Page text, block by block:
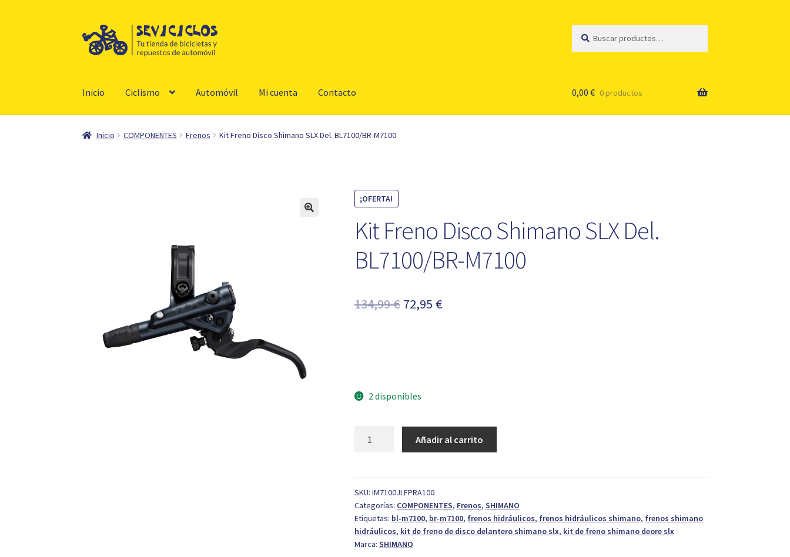
Ir
a
Ir
al
por:
Inicio Ciclismo Automóvil Mi cuenta Contacto 0,00 € 0 productos
Inicio COMPONENTES Frenos Kit Freno Disco Shimano SLX Del. BL7100/BR-M7100
¡OFERTA!
Kit Freno Disco Shimano SLX Del.
BL7100/BR-M7100
134,99€ El
72,95 €El
2 disponibles
SLX
Del.
BL7100/BR-
M7100
cantidad
Añadir al carrito
SKU: IM7100JLFPRA100
Categorías: COMPONENTES, Frenos, SHIMANO
Etiquetas: bl-m7100, br-m7100, frenos hidráulicos, frenos hidráulicos shimano, frenos shimano
hidráulicos, kit de freno de disco delantero shimano slx, kit de freno shimano deore slx
Marca: SHIMANO